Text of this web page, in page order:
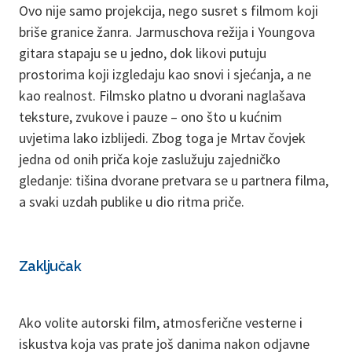
Ovo nije samo projekcija, nego susret s filmom koji
briše granice žanra. Jarmuschova režija i Youngova
gitara stapaju se u jedno, dok likovi putuju
prostorima koji izgledaju kao snovi i sjećanja, a ne
kao realnost. Filmsko platno u dvorani naglašava
teksture, zvukove i pauze – ono što u kućnim
uvjetima lako izblijedi. Zbog toga je Mrtav čovjek
jedna od onih priča koje zaslužuju zajedničko
gledanje: tišina dvorane pretvara se u partnera filma,
a svaki uzdah publike u dio ritma priče.
Zaključak
Ako volite autorski film, atmosferične vesterne i
iskustva koja vas prate još danima nakon odjavne